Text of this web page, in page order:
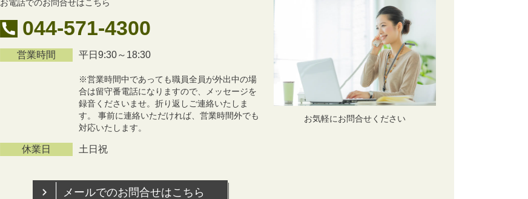
お気軽にお問合せください
お電話でのお問合せはこちら
044-571-4300
営業時間 平日9:30～18:30
※営業時間中であっても職員全員が外出中の場
合は留守番電話になりますので、メッセージを
録音くださいませ。折り返しご連絡いたしま
す。 事前に連絡いただければ、営業時間外でも
対応いたします。
休業日 土日祝
メールでのお問合せはこちら